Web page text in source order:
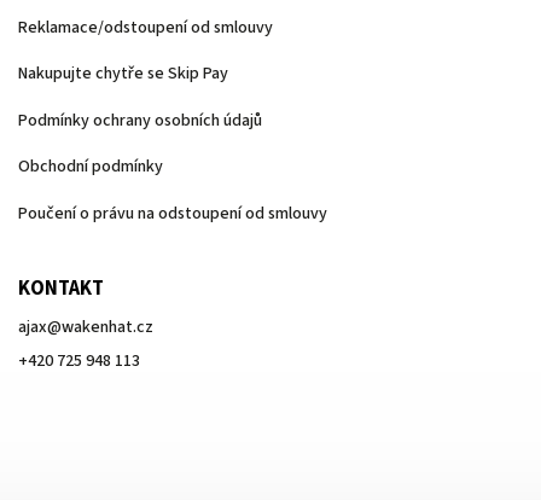
Reklamace/odstoupení od smlouvy
Nakupujte chytře se Skip Pay
Podmínky ochrany osobních údajů
Obchodní podmínky
Poučení o právu na odstoupení od smlouvy
KONTAKT
ajax@wakenhat.cz
+420 725 948 113